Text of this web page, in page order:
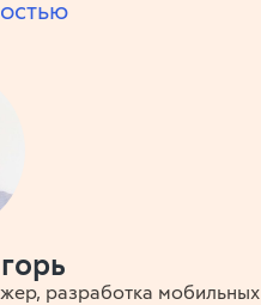
разработка мобильных